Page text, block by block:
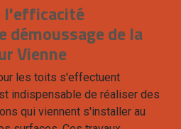
l'efficacité
démoussage de la
Vienne
les toits s'effectuent
indispensable de réaliser des
qui viennent s'installer au